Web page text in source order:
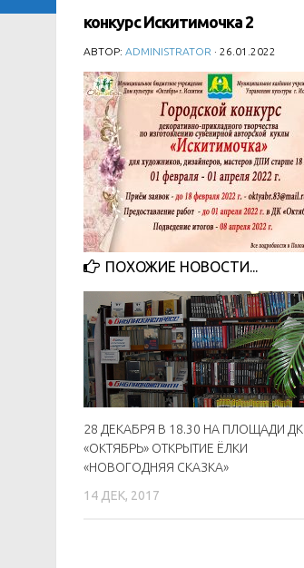
конкурс Искитимочка 2
АВТОР: ADMINISTRATOR · 26.01.2022
ПОХОЖИЕ НОВОСТИ...
28 ДЕКАБРЯ В 18.30 НА ПЛОЩАДИ ДК
«ОКТЯБРЬ» ОТКРЫТИЕ ЁЛКИ
«НОВОГОДНЯЯ СКАЗКА»
14 ДЕК, 2017